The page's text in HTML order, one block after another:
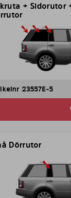
+ Sidorutor
23557E-5
Dörrutor